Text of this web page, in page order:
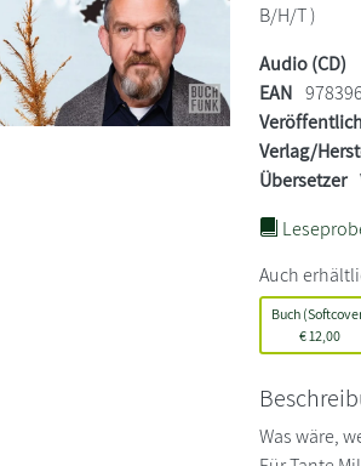
B/H/T )
Audio (CD)
EAN
Verlag/
Übersetzer
Auch
Buch
€ 12,00
Was wäre,